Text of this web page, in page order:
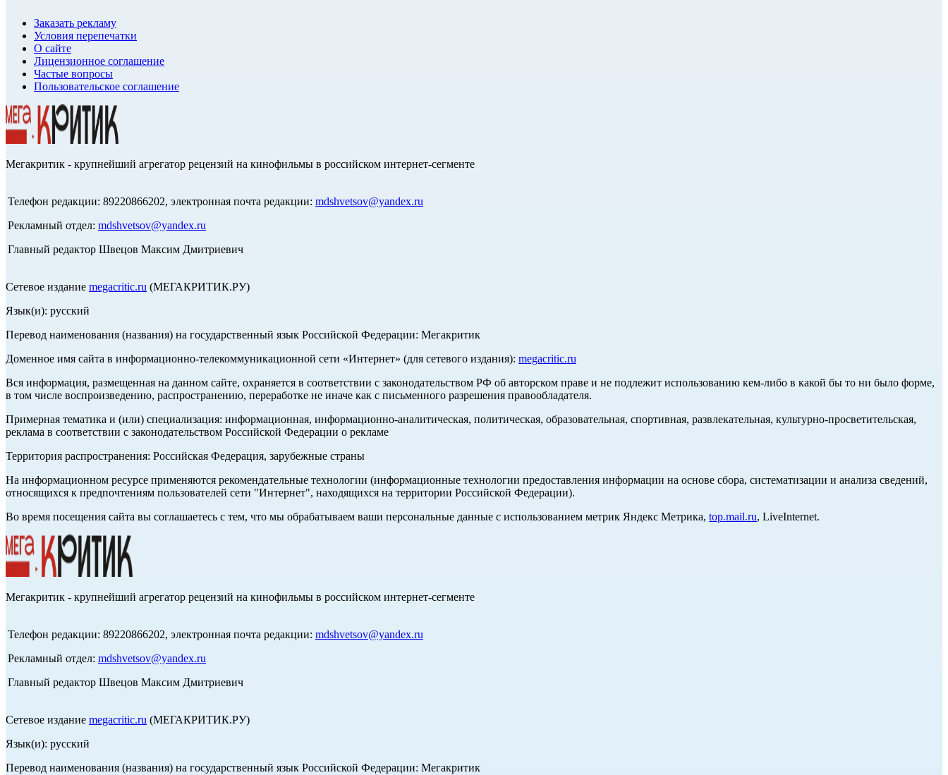
Заказать рекламу
Условия перепечатки
О сайте
Лицензионное соглашение
Частые вопросы
Пользовательское соглашение
Мегакритик - крупнейший агрегатор рецензий на кинофильмы в российском интернет-сегменте
Телефон редакции: 89220866202, электронная почта редакции: mdshvetsov@yandex.ru
Рекламный отдел: mdshvetsov@yandex.ru
Главный редактор Швецов Максим Дмитриевич
Сетевое издание megacritic.ru (МЕГАКРИТИК.РУ)
Язык(и): русский
Перевод наименования (названия) на государственный язык Российской Федерации: Мегакритик
Доменное имя сайта в информационно-телекоммуникационной сети «Интернет» (для сетевого издания): megacritic.ru
Вся информация, размещенная на данном сайте, охраняется в соответствии с законодательством РФ об авторском праве и не подлежит использованию кем-либо в какой бы то ни было форме,
в том числе воспроизведению, распространению, переработке не иначе как с письменного разрешения правообладателя.
Примерная тематика и (или) специализация: информационная, информационно-аналитическая, политическая, образовательная, спортивная, развлекательная, культурно-просветительская,
реклама в соответствии с законодательством Российской Федерации о рекламе
Территория распространения: Российская Федерация, зарубежные страны
На информационном ресурсе применяются рекомендательные технологии (информационные технологии предоставления информации на основе сбора, систематизации и анализа сведений,
относящихся к предпочтениям пользователей сети "Интернет", находящихся на территории Российской Федерации).
Во время посещения сайта вы соглашаетесь с тем, что мы обрабатываем ваши персональные данные с использованием метрик Яндекс Метрика, top.mail.ru, LiveInternet.
Мегакритик - крупнейший агрегатор рецензий на кинофильмы в российском интернет-сегменте
Телефон редакции: 89220866202, электронная почта редакции: mdshvetsov@yandex.ru
Рекламный отдел: mdshvetsov@yandex.ru
Главный редактор Швецов Максим Дмитриевич
Сетевое издание megacritic.ru (МЕГАКРИТИК.РУ)
Язык(и): русский
Перевод наименования (названия) на государственный язык Российской Федерации: Мегакритик